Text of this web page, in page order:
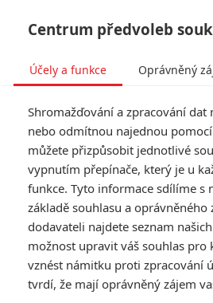
Fountain of
uvidíme
Indianu Jonese
Napsal:Petr Slavík - (Anarvin),
Centrum předvoleb
Účely a funkce Oprávněný
Shromažďování a zpracování
nebo odmítnou najednou
můžete přizpůsobit jednotlivé
vypnutím přepínače, který je u
funkce. Tyto informace sdílíme s
základě souhlasu a oprávněného
dodavateli najdete seznam
možnost upravit váš souhlas pro
vznést námitku proti zpracování
tvrdí, že mají oprávněný zájem